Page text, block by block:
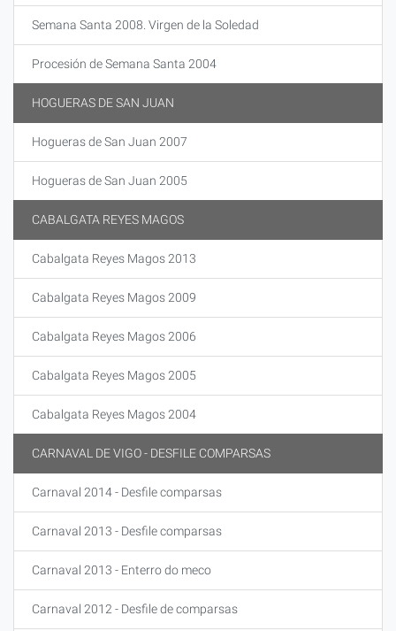
Semana Santa 2008. Virgen de la Soledad
Procesión de Semana Santa 2004
HOGUERAS DE SAN JUAN
Hogueras de San Juan 2007
Hogueras de San Juan 2005
CABALGATA REYES MAGOS
Cabalgata Reyes Magos 2013
Cabalgata Reyes Magos 2009
Cabalgata Reyes Magos 2006
Cabalgata Reyes Magos 2005
Cabalgata Reyes Magos 2004
CARNAVAL DE VIGO - DESFILE COMPARSAS
Carnaval 2014 - Desfile comparsas
Carnaval 2013 - Desfile comparsas
Carnaval 2013 - Enterro do meco
Carnaval 2012 - Desfile de comparsas